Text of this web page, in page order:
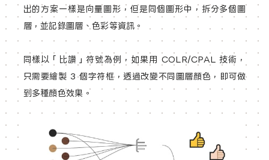
出的方案一樣是向量圖形，但是同個圖形中，拆分多個圖
層，並記錄圖層、色彩等資訊。
同樣以「比讚」符號為例，如果用 COLR/CPAL 技術，
只需要繪製 3 個字符框，透過改變不同圖層顏色，即可做
到多種顏色效果。